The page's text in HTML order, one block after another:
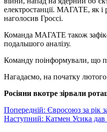
електростанції. МАГАТЕ, як і
наголосив Гроссі.
Команда МАГАТЕ також
подальшого аналізу.
Команду поінформували, що
Нагадаємо, на початку лютого
Росіяни вкотре зірвали
Навігація
записів
Попередній: Євросоюз за рік
Наступний: Катмен Усика дав